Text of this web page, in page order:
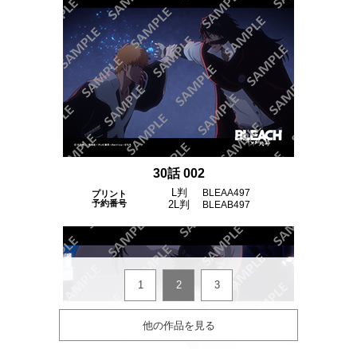
30話 002
プリント
予約番号
L判 BLEAA497
2L判 BLEAB497
1 2 3
他の作品を見る